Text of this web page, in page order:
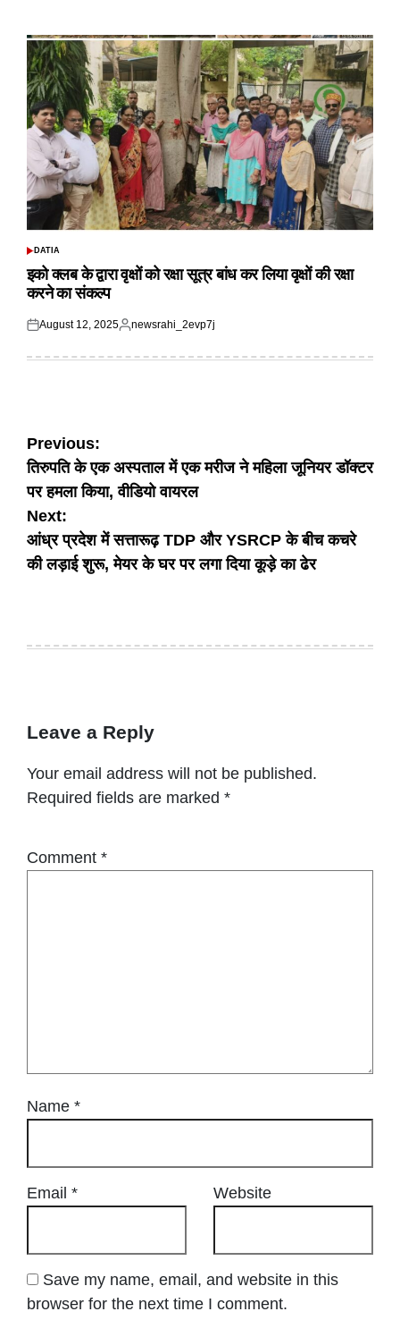
POSTED
DATIA
इको क्लब के द्वारा वृक्षों को रक्षा सूत्र बांध कर लिया वृक्षों की रक्षा
करने का संकल्प
Posted
August 12, 2025
Posted
newsrahi_2evp7j
Post
navigation
Previous:
तिरुपति के एक अस्पताल में एक मरीज ने महिला जूनियर डॉक्टर
पर हमला किया, वीडियो वायरल
Next:
आंध्र प्रदेश में सत्तारूढ़ TDP और YSRCP के बीच कचरे
की लड़ाई शुरू, मेयर के घर पर लगा दिया कूड़े का ढेर
Leave a Reply
Your email address will not be published.
Required fields are marked *
Comment *
Name *
Email * Website
Save my name, email, and website in this
browser for the next time I comment.